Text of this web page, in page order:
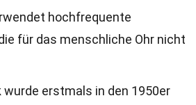
hochfrequente
für das menschliche Ohr nicht
wurde erstmals in den 1950er